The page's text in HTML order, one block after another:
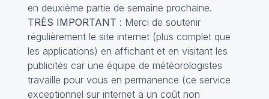
en deuxième partie de semaine prochaine.
TRÈS IMPORTANT : Merci de soutenir
régulièrement le site internet (plus complet que
les applications) en affichant et en visitant les
publicités car une équipe de météorologistes
travaille pour vous en permanence (ce service
exceptionnel sur internet a un coût non